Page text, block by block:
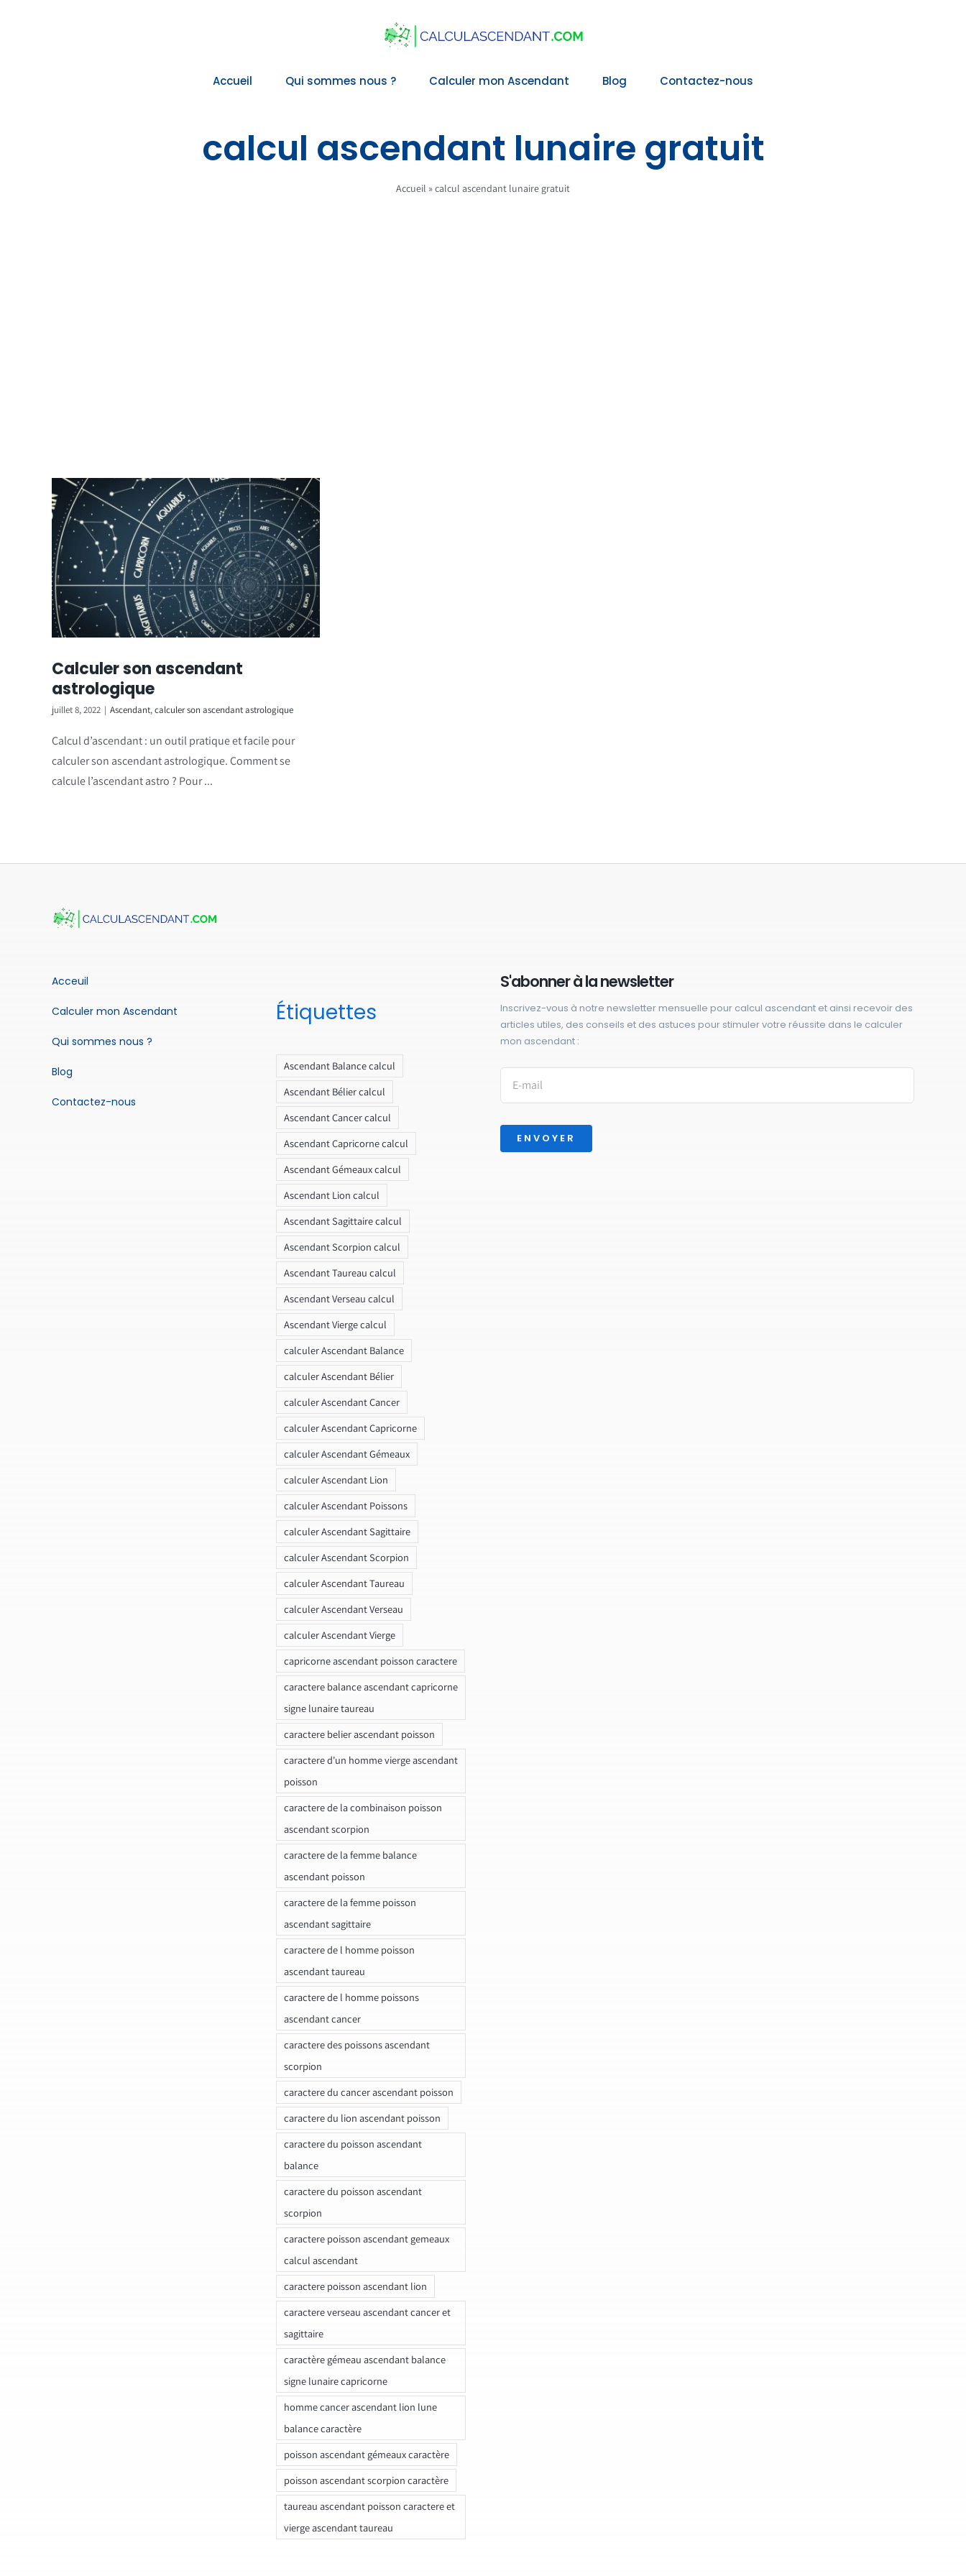
Accueil Qui sommes nous ? Calculer mon Ascendant Blog Contactez-nous
calcul ascendant lunaire gratuit
Accueil »calcul ascendant lunaire gratuit
Calculer son ascendant
astrologique
juillet 8, 2022 | Ascendant,calculer son ascendant astrologique
Calcul d’ascendant : un outil pratique et facile pour
calculer son ascendant astrologique. Comment se
calcule l’ascendant astro ? Pour ...
Acceuil
Calculer mon Ascendant
Qui sommes nous ?
Blog
Contactez-nous
Étiquettes
Ascendant Balance calcul
Ascendant Bélier calcul
Ascendant Cancer calcul
Ascendant Capricorne calcul
Ascendant Gémeaux calcul
Ascendant Lion calcul
Ascendant Sagittaire calcul
Ascendant Scorpion calcul
Ascendant Taureau calcul
Ascendant Verseau calcul
Ascendant Vierge calcul
calculer Ascendant Balance
calculer Ascendant Bélier
calculer Ascendant Cancer
calculer Ascendant Capricorne
calculer Ascendant Gémeaux
calculer Ascendant Lion
calculer Ascendant Poissons
calculer Ascendant Sagittaire
calculer Ascendant Scorpion
calculer Ascendant Taureau
calculer Ascendant Verseau
calculer Ascendant Vierge
capricorne ascendant poisson caractere
caractere balance ascendant capricorne
signe lunaire taureau
caractere belier ascendant poisson
caractere d'un homme vierge ascendant
poisson
caractere de la combinaison poisson
ascendant scorpion
caractere de la femme balance
ascendant poisson
caractere de la femme poisson
ascendant sagittaire
caractere de l homme poisson
ascendant taureau
caractere de l homme poissons
ascendant cancer
caractere des poissons ascendant
scorpion
caractere du cancer ascendant poisson
caractere du lion ascendant poisson
caractere du poisson ascendant
balance
caractere du poisson ascendant
scorpion
caractere poisson ascendant gemeaux
calcul ascendant
caractere poisson ascendant lion
caractere verseau ascendant cancer et
sagittaire
caractère gémeau ascendant balance
signe lunaire capricorne
homme cancer ascendant lion lune
balance caractère
poisson ascendant gémeaux caractère
poisson ascendant scorpion caractère
taureau ascendant poisson caractere et
vierge ascendant taureau
S'abonner à la newsletter
Inscrivez-vous à notre newsletter mensuelle pour calcul ascendant et ainsi recevoir des
articles utiles, des conseils et des astuces pour stimuler votre réussite dans le calculer
mon ascendant :
ENVOYER